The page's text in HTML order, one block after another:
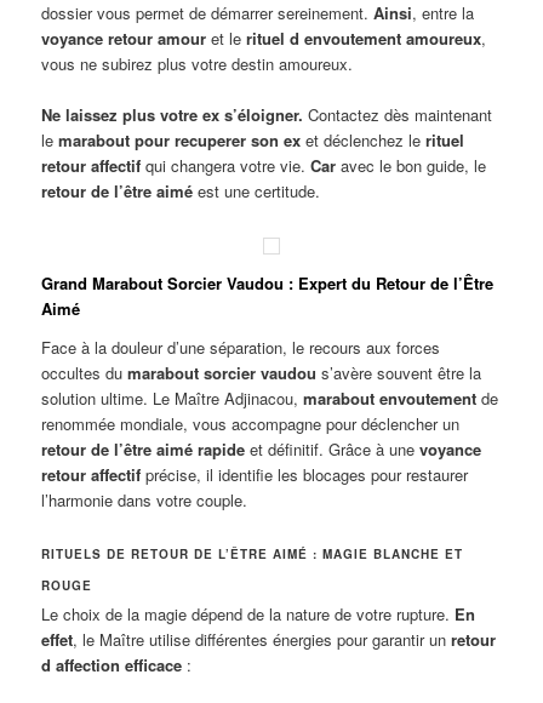
dossier vous permet de démarrer sereinement.Ainsi, entre la
voyance retour amour et lerituel d envoutement amoureux,
vous ne subirez plus votre destin amoureux.
Ne laissez plus votre ex s’éloigner. Contactez dès maintenant
lemarabout pour recuperer son ex et déclenchez lerituel
retour affectif qui changera votre vie.Car avec le bon guide, le
retour de l’être aimé est une certitude.
Grand Marabout Sorcier Vaudou : Expert du Retour de l’Être
Aimé
Face à la douleur d’une séparation, le recours aux forces
occultes dumarabout sorcier vaudou s’avère souvent être la
solution ultime. Le Maître Adjinacou,marabout envoutement de
renommée mondiale, vous accompagne pour déclencher un
retour de l’être aimé rapide et définitif. Grâce à unevoyance
retour affectif précise, il identifie les blocages pour restaurer
l’harmonie dans votre couple.
RITUELS DE RETOUR DE L’ÊTRE AIMÉ : MAGIE BLANCHE ET
ROUGE
Le choix de la magie dépend de la nature de votre rupture. En
effet, le Maître utilise différentes énergies pour garantir unretour
d affection efficace :